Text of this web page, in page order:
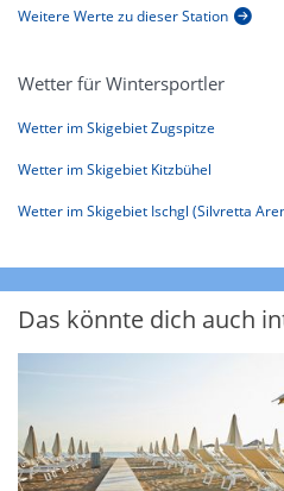
Weitere Werte zu dieser Station
Wetter für Wintersportler
Wetter im Skigebiet Zugspitze
Wetter im Skigebiet Kitzbühel
Wetter im Skigebiet Ischgl (Silvretta
Das könnte dich auch